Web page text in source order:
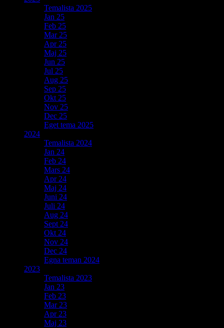
Temalista 2025
Jan 25
Feb 25
Mar 25
Apr 25
Maj 25
Jun 25
Jul 25
Aug 25
Sep 25
Okt 25
Nov 25
Dec 25
Eget tema 2025
2024
Temalista 2024
Jan 24
Feb 24
Mars 24
Apr 24
Maj 24
Juni 24
Juli 24
Aug 24
Sept 24
Okt 24
Nov 24
Dec 24
Egna teman 2024
2023
Temalista 2023
Jan 23
Feb 23
Mar 23
Apr 23
Maj 23